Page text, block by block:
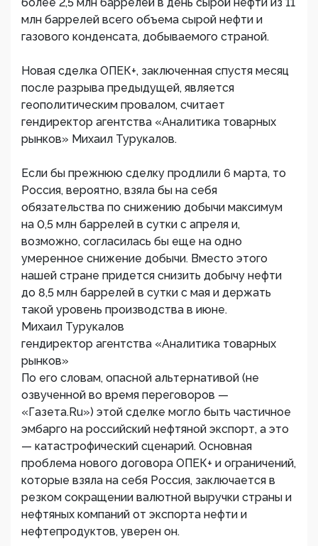
млн баррелей всего объема сырой нефти и
газового конденсата, добываемого страной.
Новая сделка ОПЕК+, заключенная спустя месяц
после разрыва предыдущей, является
геополитическим провалом, считает
гендиректор агентства «Аналитика товарных
рынков» Михаил Турукалов.
Если бы прежнюю сделку продлили 6 марта, то
Россия, вероятно, взяла бы на себя
обязательства по снижению добычи максимум
на 0,5 млн баррелей в сутки с апреля и,
возможно, согласилась бы еще на одно
умеренное снижение добычи. Вместо этого
нашей стране придется снизить добычу нефти
до 8,5 млн баррелей в сутки с мая и держать
такой уровень производства в июне.
Михаил Турукалов
гендиректор агентства «Аналитика товарных
рынков»
По его словам, опасной альтернативой (не
озвученной во время переговоров —
«Газета.Ru») этой сделке могло быть частичное
эмбарго на российский нефтяной экспорт, а это
— катастрофический сценарий. Основная
проблема нового договора ОПЕК+ и ограничений,
которые взяла на себя Россия, заключается в
резком сокращении валютной выручки страны и
нефтяных компаний от экспорта нефти и
нефтепродуктов, уверен он.